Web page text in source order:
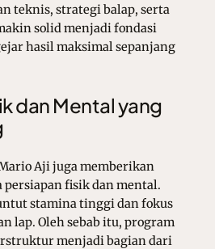
teknis, strategi balap, serta
solid menjadi fondasi
hasil maksimal sepanjang
dan Mental yang
Aji juga memberikan
persiapan fisik dan mental.
stamina tinggi dan fokus
lap. Oleh sebab itu, program
menjadi bagian dari